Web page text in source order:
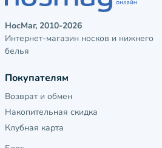
НосМаг, 2010-2026
Интернет-магазин носков и нижнего
белья
Покупателям
Возврат и обмен
Накопительная скидка
Клубная карта